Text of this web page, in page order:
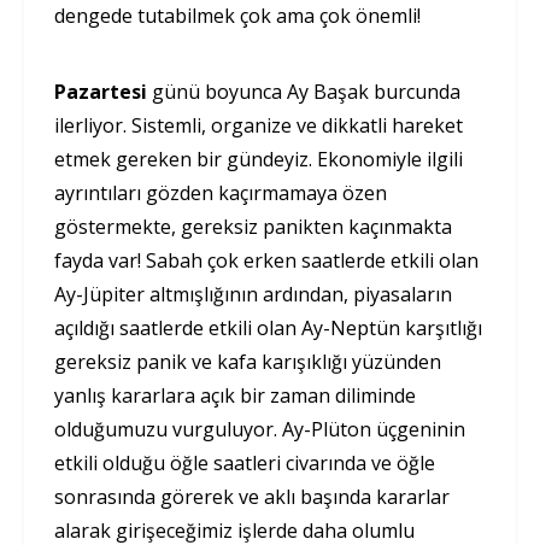
dengede tutabilmek çok ama çok önemli!
Pazartesi günü boyunca Ay Başak burcunda
ilerliyor. Sistemli, organize ve dikkatli hareket
etmek gereken bir gündeyiz. Ekonomiyle ilgili
ayrıntıları gözden kaçırmamaya özen
göstermekte, gereksiz panikten kaçınmakta
fayda var! Sabah çok erken saatlerde etkili olan
Ay-Jüpiter altmışlığının ardından, piyasaların
açıldığı saatlerde etkili olan Ay-Neptün karşıtlığı
gereksiz panik ve kafa karışıklığı yüzünden
yanlış kararlara açık bir zaman diliminde
olduğumuzu vurguluyor. Ay-Plüton üçgeninin
etkili olduğu öğle saatleri civarında ve öğle
sonrasında görerek ve aklı başında kararlar
alarak girişeceğimiz işlerde daha olumlu